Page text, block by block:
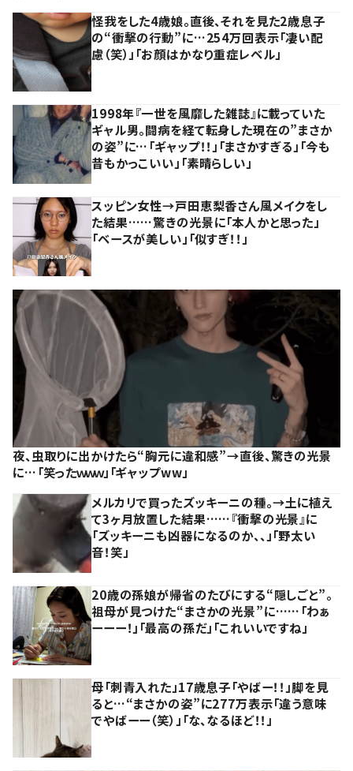
怪我をした4歳娘。直後、それを見た2歳息子
の“衝撃の行動”に…254万回表示「凄い配
慮（笑）」「お顔はかなり重症レベル」
1998年『一世を風靡した雑誌』に載っていた
ギャル男。闘病を経て転身した現在の”まさか
の姿”に…「ギャップ！！」「まさかすぎる」「今も
昔もかっこいい」「素晴らしい」
スッピン女性→戸田恵梨香さん風メイクをし
た結果……驚きの光景に「本人かと思った」
「ベースが美しい」「似すぎ！！」
夜、虫取りに出かけたら“胸元に違和感”→直後、驚きの光景
に…「笑ったｗｗｗ」「ギャップww」
メルカリで買ったズッキーニの種。→土に植え
て3ヶ月放置した結果……『衝撃の光景』に
「ズッキーニも凶器になるのか、、」「野太い
音！笑」
20歳の孫娘が帰省のたびにする“隠しごと”。
祖母が見つけた“まさかの光景”に……「わぁ
ーーー！」「最高の孫だ」「これいいですね」
母「刺青入れた」17歳息子「やばー！！」脚を見
ると…“まさかの姿”に277万表示「違う意味
でやばーー（笑）」「な、なるほど！！」